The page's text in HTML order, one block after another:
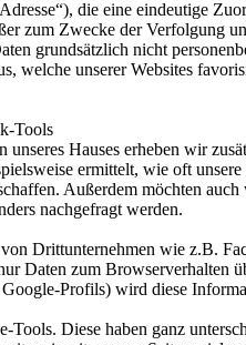
die eine eindeutige
zum Zwecke der Verfolgung
grundsätzlich nicht
welche unserer Websites
Tools
unseres Hauses erheben wir
ermittelt, wie oft
Außerdem möchten
nachgefragt werden.
Drittunternehmen wie z.B.
Daten zum Browserverhalten
Profils) wird diese
Tools. Diese haben ganz